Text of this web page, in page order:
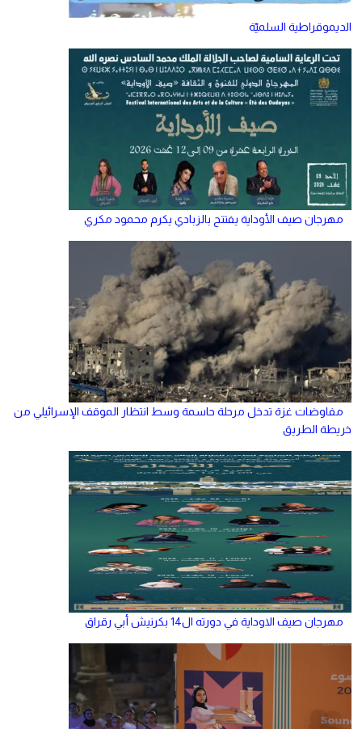
الديموقراطية السلميّة
مهرجان صيف الأوداية يفتتح بالزبادي يكرم محمود مكري
مفاوضات غزة تدخل مرحلة حاسمة وسط انتظار الموقف الإسرائيلي من
خريطة الطريق
مهرجان صيف الاوداية في دورته ال14 بكرنيش أبي رقراق